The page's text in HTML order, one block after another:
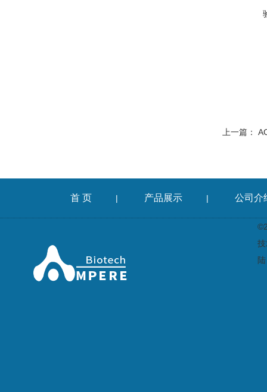
上一篇：
首 页 | 产品展示 | 公司介
陆